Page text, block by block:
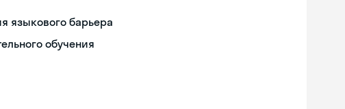
языкового барьера
обучения